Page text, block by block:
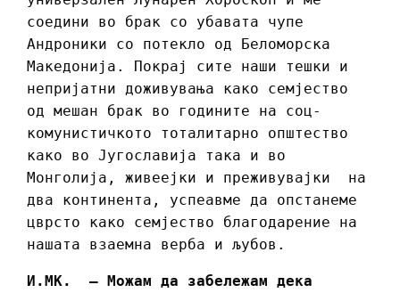
соедини во брак со убавата чупе
Андроники со потекло од Беломорска
Македонија. Покрај сите наши тешки и
непријатни доживувања како семјество
од мешан брак во годините на соц-
комунистичкото тоталитарно општество
како во Југославија така и во
Монголија, живеејки и преживувајки на
два континента, успеавме да опстанеме
цврсто како семјество благодарение на
нашата взаемна верба и љубов.
И.МК. – Можам да забележам дека